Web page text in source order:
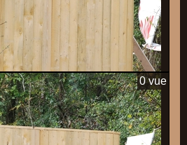
0 vue